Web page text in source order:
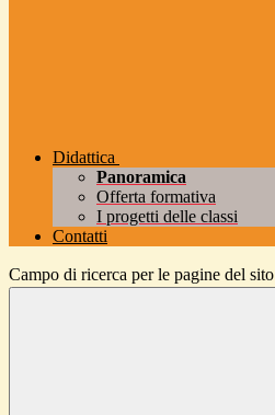
Didattica
Panoramica
Offerta formativa
I progetti delle classi
Contatti
Campo di ricerca per le pagine del sito